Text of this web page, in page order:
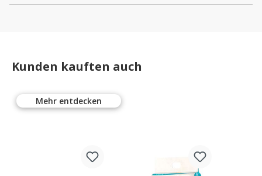
Kunden kauften auch
Mehr entdecken